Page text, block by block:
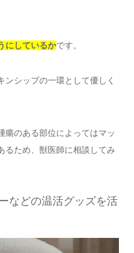
にしているかです。
シップの一環として優しく
瘍のある部位によってはマッ
るため、獣医師に相談してみ
などの温活グッズを活